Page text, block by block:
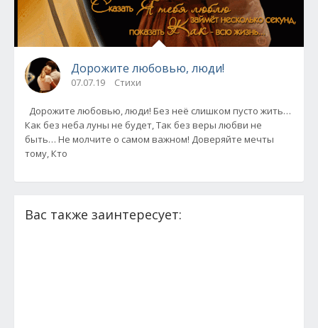
Дорожите любовью, люди!
07.07.19 Стихи
Дорожите любовью, люди! Без неё слишком пусто жить…
Как без неба луны не будет, Так без веры любви не
быть… Не молчите о самом важном! Доверяйте мечты
тому, Кто
Вас также заинтересует: